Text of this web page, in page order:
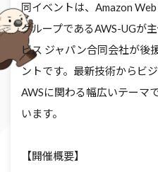
同イベントは、Amazon
グループであるAWS-UGが
ビス ジャパン合同会社が後
ントです。最新技術からビ
AWSに関わる幅広いテーマ
います。
【開催概要】